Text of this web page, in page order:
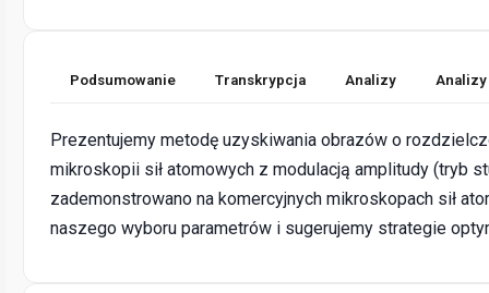
Podsumowanie Transkrypcja Analizy
Prezentujemy metodę uzyskiwania obrazów o
mikroskopii sił atomowych z modulacją amplitudy (tryb
zademonstrowano na komercyjnych mikroskopach sił
naszego wyboru parametrów i sugerujemy strategie